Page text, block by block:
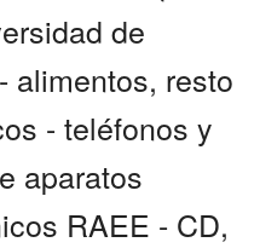
de
alimentos, resto
- teléfonos y
aparatos
RAEE - CD,